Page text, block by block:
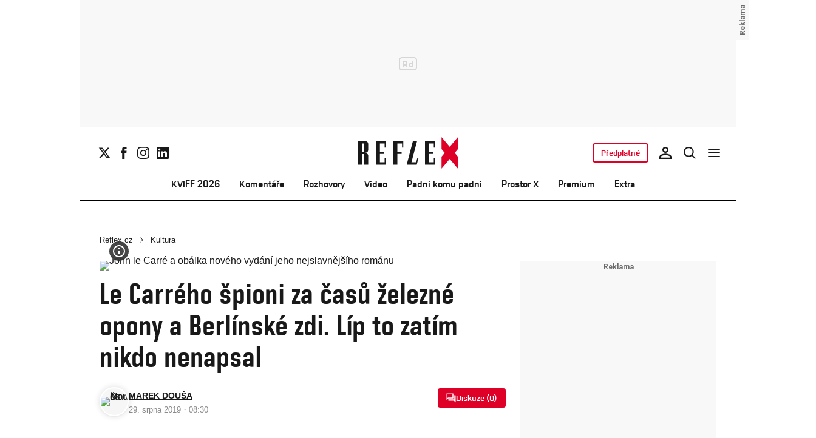
KVIFF 2026 Komentáře Rozhovory Video Padni komu padni Prostor X Premium Extra
Předplatné
Reflex.cz Kultura
Le Carrého špioni za časů železné
opony a Berlínské zdi. Líp to zatím
nikdo nenapsal
MAREK DOUŠA
29. srpna 2019 · 08:30
Diskuze (0)